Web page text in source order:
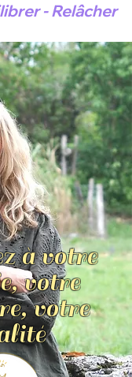
- Relâcher
à votre
votre
votre